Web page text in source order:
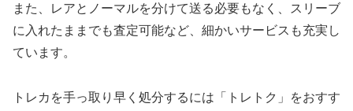
また、レアとノーマルを分けて送る必要もなく、スリーブ
に入れたままでも査定可能など、細かいサービスも充実し
ています。
トレカを手っ取り早く処分するには「トレトク」をおすす